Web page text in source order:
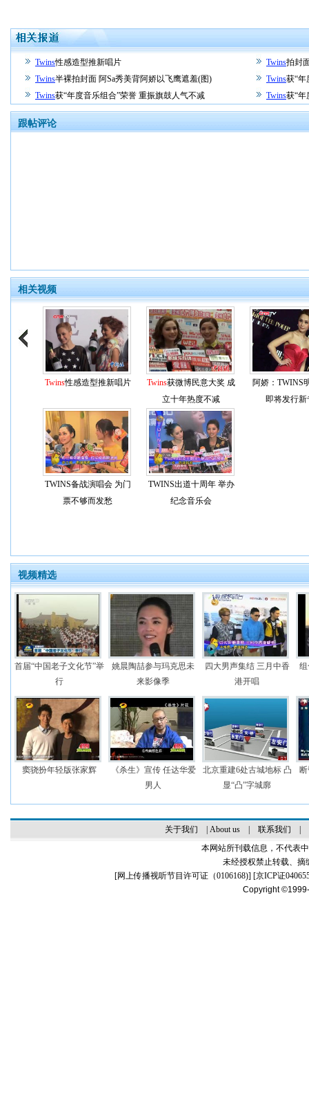
Twins性感造型推新唱片 Twins拍封
Twins半裸拍封面 阿Sa秀美背阿娇以飞鹰遮羞(图) Twins获“年
Twins获“年度音乐组合”荣誉 重振旗鼓人气不减 Twins获“年
跟帖评论
相关视频
Twins性感造型推新唱片 Twins获微博民意大奖 成
立十年热度不减
阿娇：TWINS
即将发行新
TWINS备战演唱会 为门
票不够而发愁
TWINS出道十周年 举办
纪念音乐会
视频精选
首届“中国老子文化节”举
行
姚晨陶喆参与玛克思未
来影像季
四大男声集结 三月中香
港开唱
窦骁扮年轻版张家辉
《杀生》宣传 任达华爱
男人
北京重建6处古城地标 凸
显“凸”字城廓
关于我们 About us| 联系我们
本网站所刊载信息，不代表
未经授权禁止转载、摘
[网上传播视听节目许可证（0106168)] [京ICP证
Copyright